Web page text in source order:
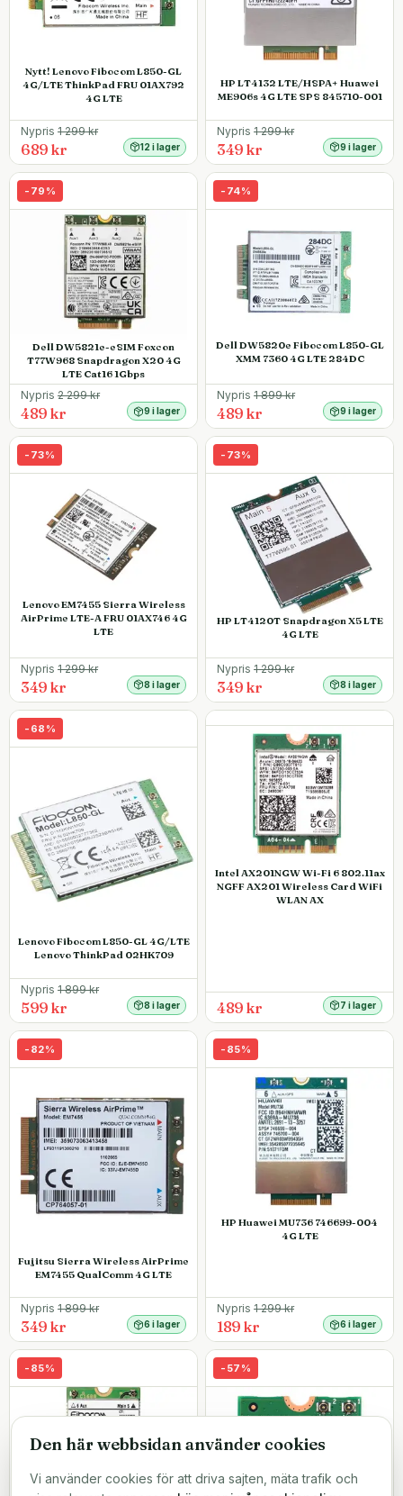
Nytt! Lenovo Fibocom L850-GL
4G/LTE ThinkPad FRU 01AX792
4G LTE
Nypris 1 299kr
689 kr 12 i lager
HP LT4132 LTE/HSPA+ Huawei
ME906s 4G LTE SPS 845710-001
Nypris 1 299kr
349 kr 9 i lager
- 79 %
Dell DW5821e-eSIM Foxcon
T77W968 Snapdragon X20 4G
LTE Cat16 1Gbps
Nypris 2 299kr
489 kr 9 i lager
- 74%
Dell DW5820e Fibocom L850-GL
XMM 7360 4G LTE 284DC
Nypris 1 899kr
489 kr 9 i lager
- 73%
Lenovo EM7455 Sierra Wireless
AirPrime LTE-A FRU 01AX746 4G
LTE
Nypris 1 299kr
349 kr 8 i lager
- 73%
HP LT4120T Snapdragon X5 LTE
4G LTE
Nypris 1 299kr
349 kr 8 i lager
- 68 %
Lenovo Fibocom L850-GL 4G/LTE
Lenovo ThinkPad 02HK709
Nypris 1 899kr
599 kr 8 i lager
Intel AX201NGW Wi-Fi 6 802.11ax
NGFF AX201 Wireless Card WiFi
WLAN AX
489 kr 7 i lager
- 82%
Fujitsu Sierra Wireless AirPrime
EM7455 QualComm 4G LTE
Nypris 1 899kr
349 kr 6 i lager
- 85%
HP Huawei MU736 746699-004
4G LTE
Nypris 1 299kr
189 kr 6 i lager
- 85% - 57 %
Den här webbsidan använder cookies
Vi använder cookies för att driva sajten, mäta trafik och